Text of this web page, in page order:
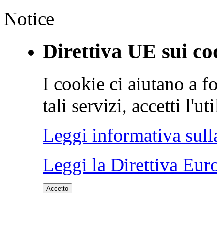
Notice
Direttiva UE sui
I cookie ci aiutano a
tali servizi, accetti
Leggi informativa
Leggi la Direttiva
Accetto